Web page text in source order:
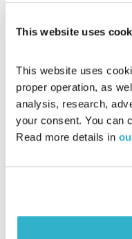
This website uses
This website uses
proper operation, as
analysis, research,
your consent. You can
Read more details in